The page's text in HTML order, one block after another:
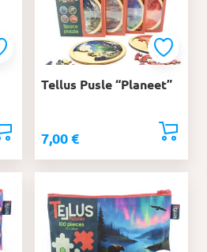
Tellus Pusle “Planeet”
7,00€